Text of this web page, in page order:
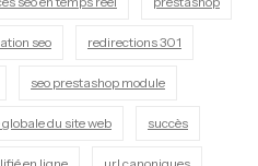
seo redirections 301
seo prestashop module
du site web succès